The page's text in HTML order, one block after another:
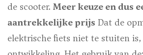
de scooter. Meer keuze en dus
aantrekkelijke prijs Dat de
elektrische fiets niet te stuiten is,